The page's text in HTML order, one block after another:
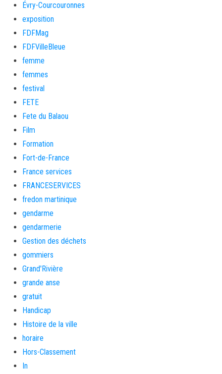
Évry-Courcouronnes
exposition
FDFMag
FDFVilleBleue
femme
femmes
festival
FETE
Fete du Balaou
Film
Formation
Fort-de-France
France services
FRANCESERVICES
fredon martinique
gendarme
gendarmerie
Gestion des déchets
gommiers
Grand'Rivière
grande anse
gratuit
Handicap
Histoire de la ville
horaire
Hors-Classement
In